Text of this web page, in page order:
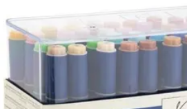
Tendances
Techniques Comparatifs Conseils
Personnel